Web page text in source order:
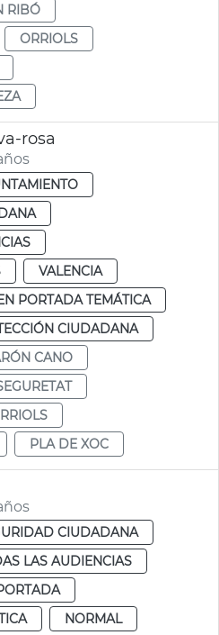
RIBÓ
ORRIOLS
rosa
VALENCIA
PORTADA TEMÁTICA
CIUDADANA
CANO
PLA DE XOC
CIUDADANA
LAS AUDIENCIAS
NORMAL